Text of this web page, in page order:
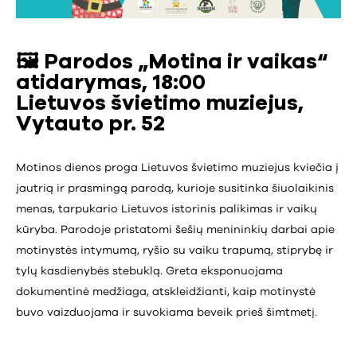
🖼️ Parodos „Motina ir vaikas“
atidarymas, 18:00
Lietuvos švietimo muziejus,
Vytauto pr. 52
Motinos dienos proga Lietuvos švietimo muziejus kviečia į
jautrią ir prasmingą parodą, kurioje susitinka šiuolaikinis
menas, tarpukario Lietuvos istorinis palikimas ir vaikų
kūryba. Parodoje pristatomi šešių menininkių darbai apie
motinystės intymumą, ryšio su vaiku trapumą, stiprybę ir
tylų kasdienybės stebuklą. Greta eksponuojama
dokumentinė medžiaga, atskleidžianti, kaip motinystė
buvo vaizduojama ir suvokiama beveik prieš šimtmetį.